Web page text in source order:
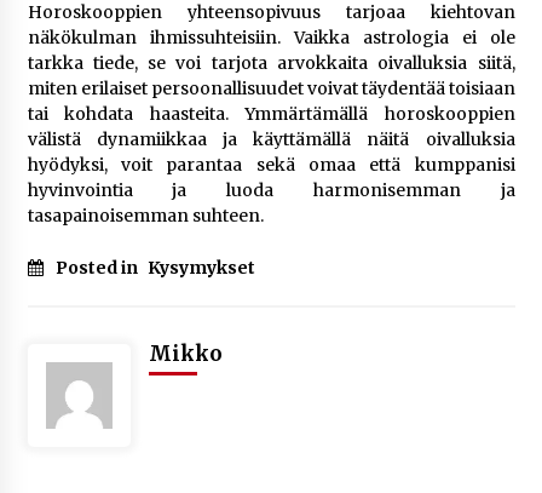
Horoskooppien yhteensopivuus tarjoaa kiehtovan
näkökulman ihmissuhteisiin. Vaikka astrologia ei ole
tarkka tiede, se voi tarjota arvokkaita oivalluksia siitä,
miten erilaiset persoonallisuudet voivat täydentää toisiaan
tai kohdata haasteita. Ymmärtämällä horoskooppien
välistä dynamiikkaa ja käyttämällä näitä oivalluksia
hyödyksi, voit parantaa sekä omaa että kumppanisi
hyvinvointia ja luoda harmonisemman ja
tasapainoisemman suhteen.
Posted in Kysymykset
Mikko